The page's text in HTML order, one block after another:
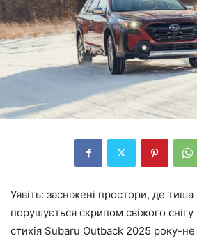
Уявіть: засніжені простори, де тиша
порушується скрипом свіжого
стихія Subaru Outback 2025 року-